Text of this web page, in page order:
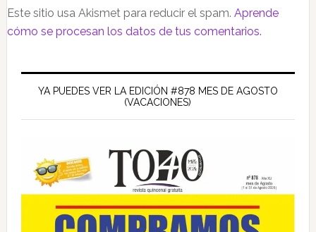
Este sitio usa Akismet para reducir el spam. Aprende
cómo se procesan los datos de tus comentarios.
Barra
lateral
principal
YA PUEDES VER LA EDICIÓN #878 MES DE AGOSTO
(VACACIONES)